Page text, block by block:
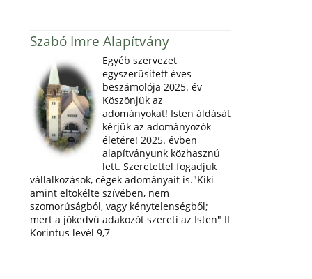
Szabó Imre Alapítvány
Egyéb szervezet
egyszerűsített éves
beszámolója 2025. év
Köszönjük az
adományokat! Isten áldását
kérjük az adományozók
életére! 2025. évben
alapítványunk közhasznú
lett. Szeretettel fogadjuk
vállalkozások, cégek adományait is."Kiki
amint eltökélte szívében, nem
szomorúságból, vagy kénytelenségből;
mert a jókedvű adakozót szereti az Isten" II
Korintus levél 9,7